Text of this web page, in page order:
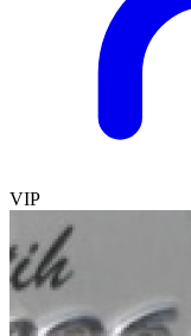
VIP